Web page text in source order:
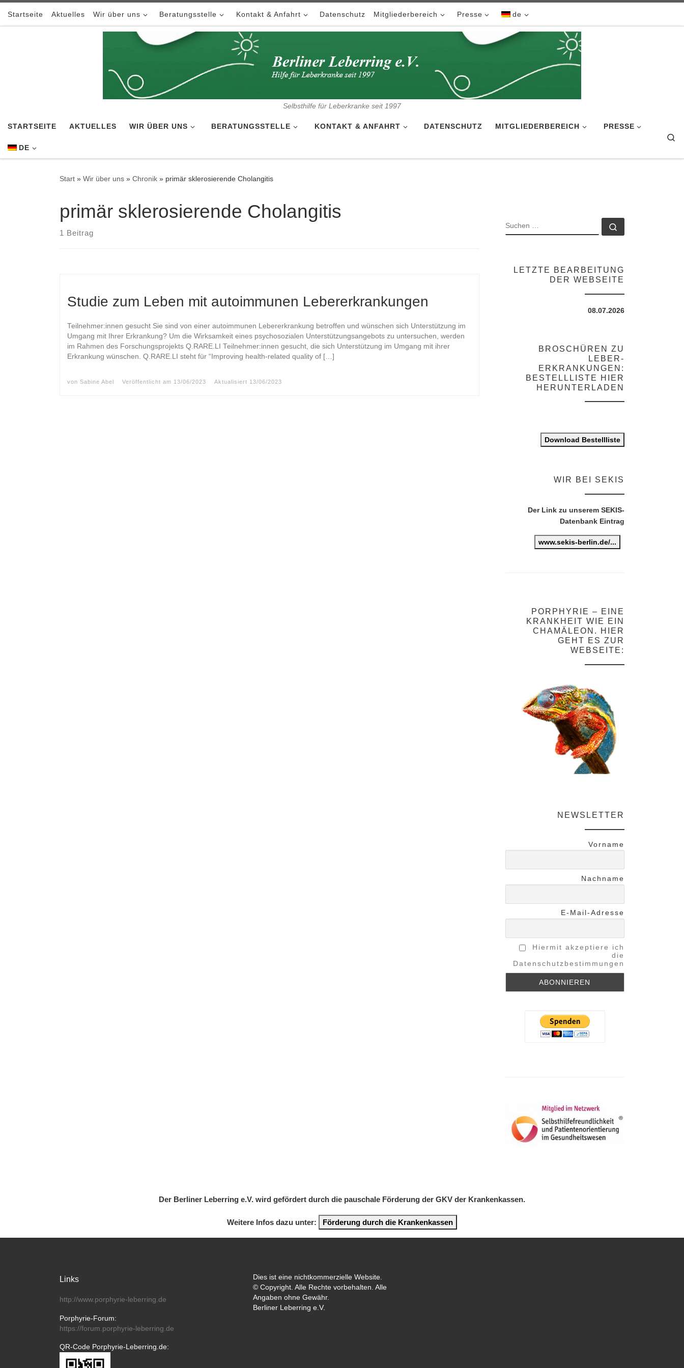
Zum Inhalt springen
Startseite Aktuelles Wir über uns Beratungsstelle Kontakt & Anfahrt Datenschutz Mitgliederbereich Presse de
Selbsthilfe für Leberkranke seit 1997
STARTSEITE AKTUELLES WIR ÜBER UNS BERATUNGSSTELLE KONTAKT & ANFAHRT DATENSCHUTZ MITGLIEDERBEREICH PRESSE
DE
Start » Wir über uns » Chronik » primär sklerosierende Cholangitis
primär sklerosierende Cholangitis
1 Beitrag
Studie zum Leben mit autoimmunen Lebererkrankungen
Teilnehmer:innen gesucht Sie sind von einer autoimmunen Lebererkrankung betroffen und wünschen sich Unterstützung im
Umgang mit Ihrer Erkrankung? Um die Wirksamkeit eines psychosozialen Unterstützungsangebots zu untersuchen, werden
im Rahmen des Forschungsprojekts Q.RARE.LI Teilnehmer:innen gesucht, die sich Unterstützung im Umgang mit ihrer
Erkrankung wünschen. Q.RARE.LI steht für “Improving health-related quality of […]
von Sabine Abel Veröffentlicht am 13/06/2023 Aktualisiert 13/06/2023
SUCHE
LETZTE BEARBEITUNG
DER WEBSEITE
08.07.2026
BROSCHÜREN ZU
LEBER-
ERKRANKUNGEN:
BESTELLLISTE HIER
HERUNTERLADEN
Download Bestellliste
WIR BEI SEKIS
Der Link zu unserem SEKIS-
Datenbank Eintrag
www.sekis-berlin.de/...
PORPHYRIE – EINE
KRANKHEIT WIE EIN
CHAMÄLEON. HIER
GEHT ES ZUR
WEBSEITE:
NEWSLETTER
Vorname
Nachname
E-Mail-Adresse
Hiermit akzeptiere ich
die
Datenschutzbestimmungen
Der Berliner Leberring e.V. wird gefördert durch die pauschale Förderung der GKV der Krankenkassen.
Weitere Infos dazu unter: Förderung durch die Krankenkassen
Links
http://www.porphyrie-leberring.de
Porphyrie-Forum:
https://forum.porphyrie-leberring.de
QR-Code Porphyrie-Leberring.de:
Dies ist eine nichtkommerzielle Website.
© Copyright. Alle Rechte vorbehalten. Alle
Angaben ohne Gewähr.
Berliner Leberring e.V.